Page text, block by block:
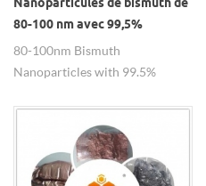
Nanoparticules de bismuth de
80-100 nm avec 99,5%
80-100nm Bismuth
Nanoparticles with 99.5%
graissage .